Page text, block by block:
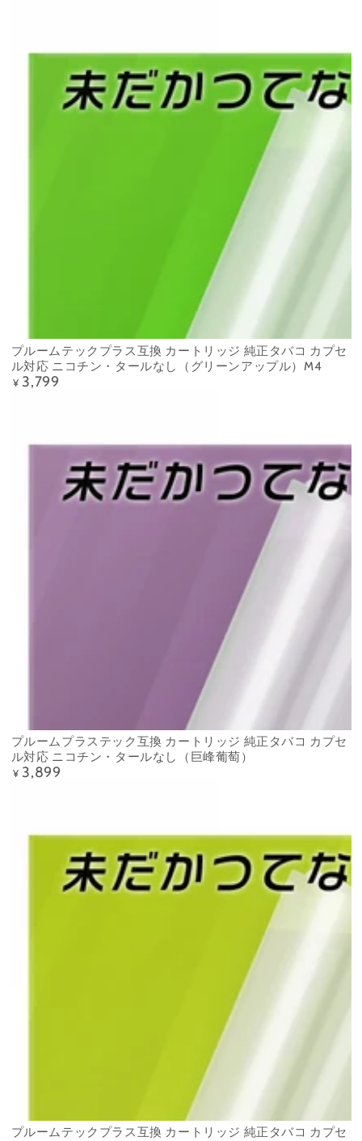
プルームテックプラス互換 カートリッジ 純正タバコ カプセ
ル対応 ニコチン・タールなし（グリーンアップル）M4
Precio
¥ 3,799
プルームプラステック互換 カートリッジ 純正タバコ カプセ
ル対応 ニコチン・タールなし（巨峰葡萄）
Precio
¥ 3,899
プルームテックプラス互換 カートリッジ 純正タバコ カプセ